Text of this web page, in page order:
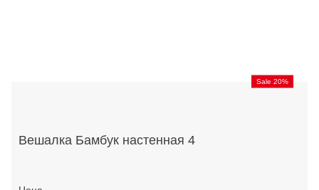
Sale 20%
Вешалка Бамбук настенная 4